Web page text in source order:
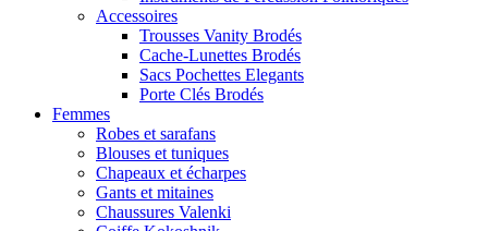
Accessoires
Trousses Vanity Brodés
Cache-Lunettes Brodés
Sacs Pochettes Elegants
Porte Clés Brodés
Femmes
Robes et sarafans
Blouses et tuniques
Chapeaux et écharpes
Gants et mitaines
Chaussures Valenki